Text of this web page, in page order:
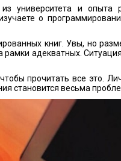
университета и опыта
о
книг. Увы, но
рамки адекватных.
прочитать все это.
становится весьма